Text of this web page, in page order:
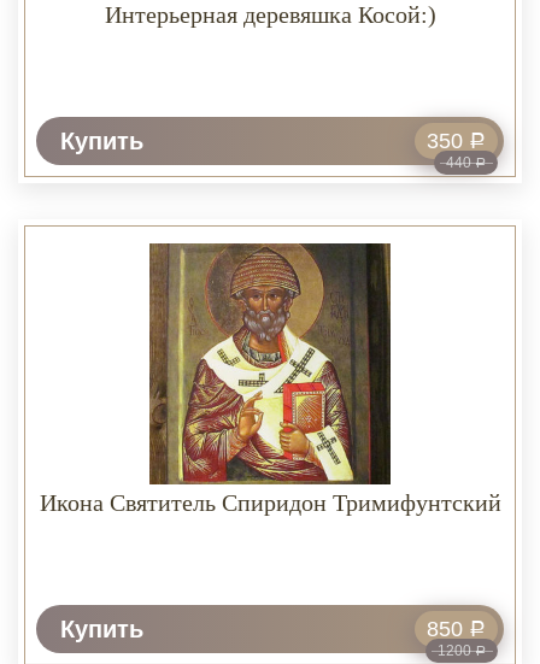
Интерьерная деревяшка Косой:)
Купить
440Р
350 Р
Икона Святитель Спиридон Тримифунтский
Купить
1200Р
850 Р